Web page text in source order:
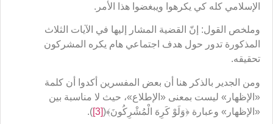
الإسلامي كله كي يكرهوا ويبغضوا هذا الأمر.
وملخص القول: إنّ القضية المشار إليها في الآيات الثلاث
المذكورة تدور حول هدف اجتماعي هام يكره المشركون
تحقيقه.
ومن الجدير بالذكر هنا أن بعض المفسرين أكدوا أن كلمة
«الإظهار» ليست بمعنى «الإطلاع»، حيث لا مناسبة بين
«الإظهار» وعبارة ﴿وَلَوْ كَرِهَ الْمُشْرِكُونَ﴾([3]
).